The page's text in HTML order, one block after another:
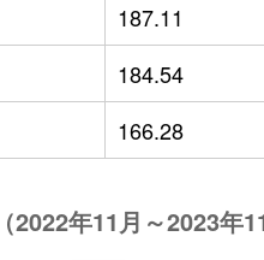
187.11
184.54
166.28